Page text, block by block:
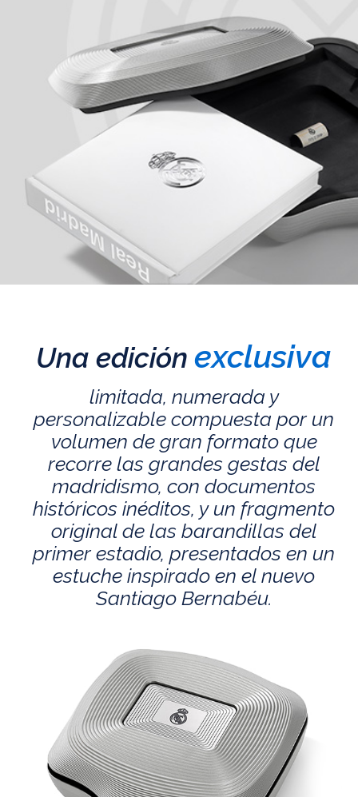
Una edición exclusiva
limitada, numerada y
personalizable compuesta por un
volumen de gran formato que
recorre las grandes gestas del
madridismo, con documentos
históricos inéditos, y un fragmento
original de las barandillas del
primer estadio, presentados en un
estuche inspirado en el nuevo
Santiago Bernabéu.